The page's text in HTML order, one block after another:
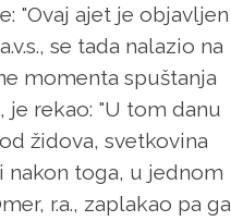
"Ovaj ajet je objavljen
se tada nalazio na
momenta spuštanja
je rekao: "U tom danu
židova, svetkovina
nakon toga, u jednom
r.a., zaplakao pa ga